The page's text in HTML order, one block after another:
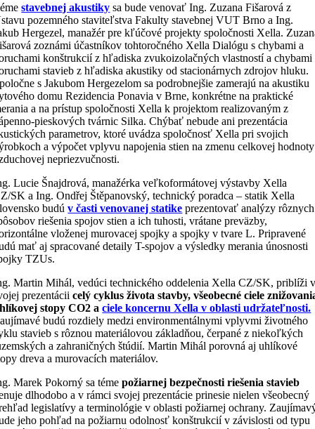
stavebnej akustiky sa bude venovať Ing. Zuzana Fišarová z
pozemného staviteľstva Fakulty stavebnej VUT Brno a Ing.
Hergezel, manažér pre kľúčové projekty spoločnosti Xella.
zoznámi účastníkov tohtoročného Xella Dialógu s chybami a
konštrukcií z hľadiska zvukoizolačných vlastností a chybami
stavieb z hľadiska akustiky od stacionárnych zdrojov hluku.
s Jakubom Hergezelom sa podrobnejšie zamerajú na akustiku
domu Rezidencia Ponavia v Brne, konkrétne na praktické
a na prístup spoločnosti Xella k projektom realizovaným z
pieskových tvárnic Silka. Chýbať nebude ani prezentácia
parametrov, ktoré uvádza spoločnosť Xella pri svojich
a výpočet vplyvu napojenia stien na zmenu celkovej hodnoty
nepriezvučnosti.
Lucie Šnajdrová, manažérka veľkoformátovej výstavby Xella
SK a Ing. Ondřej Štěpanovský, technický poradca – statik Xella
budúv časti venovanej statike prezentovať analýzy rôznych
riešenia spojov stien a ich tuhosti, vrátane preväzby,
vloženej murovacej spojky a spojky v tvare L. Pripravené
mať aj spracované detaily T-spojov a výsledky merania únosnosti
TZUs.
Martin Mihál, vedúci technického oddelenia Xella CZ/SK, priblíži
prezentáciicelý cyklus života stavby, všeobecné ciele
stopy CO2 aciele koncernu Xella v oblasti udržateľnosti.
budú rozdiely medzi environmentálnymi vplyvmi životného
stavieb s rôznou materiálovou základňou, čerpané z niekoľkých
a zahraničných štúdií. Martin Mihál porovná aj uhlíkové
dreva a murovacích materiálov.
Marek Pokorný sa témepožiarnej bezpečnosti riešenia stavieb
dlhodobo a v rámci svojej prezentácie prinesie nielen všeobecný
legislatívy a terminológie v oblasti požiarnej ochrany.
jeho pohľad na požiarnu odolnosť konštrukcií v závislosti od typu